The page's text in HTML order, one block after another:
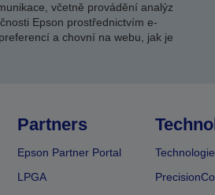
včetně provádění analýz
Epson prostřednictvím e-
a chovní na webu, jak je
Partners
Epson Partner Portal
LPGA